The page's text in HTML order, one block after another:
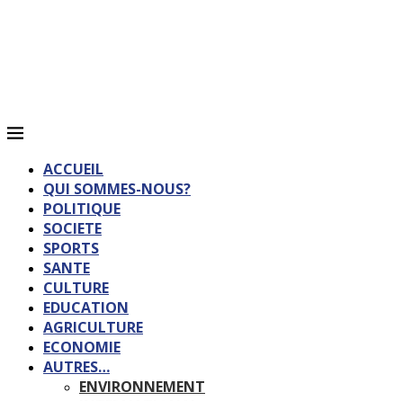
ACCUEIL
QUI SOMMES-NOUS?
POLITIQUE
SOCIETE
SPORTS
SANTE
CULTURE
EDUCATION
AGRICULTURE
ECONOMIE
AUTRES…
ENVIRONNEMENT